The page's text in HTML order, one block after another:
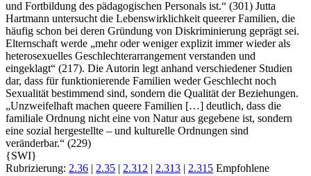
und Fortbildung des pädagogischen Personals ist.“ (301) Jutta
Hartmann untersucht die Lebenswirklichkeit queerer Familien, die
häufig schon bei deren Gründung von Diskriminierung geprägt sei.
Elternschaft werde „mehr oder weniger explizit immer wieder als
heterosexuelles Geschlechterarrangement verstanden und
eingeklagt“ (217). Die Autorin legt anhand verschiedener Studien
dar, dass für funktionierende Familien weder Geschlecht noch
Sexualität bestimmend sind, sondern die Qualität der Beziehungen.
„Unzweifelhaft machen queere Familien […] deutlich, dass die
familiale Ordnung nicht eine von Natur aus gegebene ist, sondern
eine sozial hergestellte – und kulturelle Ordnungen sind
veränderbar.“ (229)
{SWI}
Rubrizierung: 2.36 | 2.35 | 2.312 | 2.313 | 2.315 Empfohlene